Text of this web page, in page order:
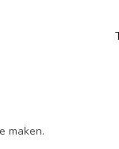
maken.